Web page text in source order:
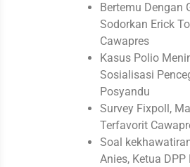
Bertemu Dengan
Sodorkan Erick
Cawapres
Kasus Polio
Sosialisasi
Posyandu
Survey Fixpoll,
Terfavorit
Soal
Anies, Ketua DPP